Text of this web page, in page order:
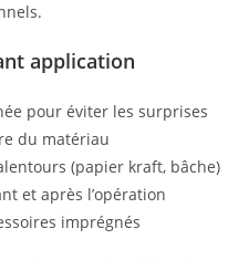
application
pour éviter les surprises
du matériau
(papier kraft, bâche)
et après l’opération
imprégnés